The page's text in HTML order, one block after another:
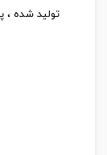
تولید شده ،